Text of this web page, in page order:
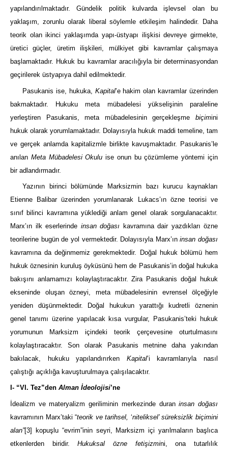
yapılandırılmaktadır. Gündelik politik kulvarda işlevsel olan bu
yaklaşım, zorunlu olarak liberal söylemle etkileşim halindedir. Daha
teorik olan ikinci yaklaşımda yapı-üstyapı ilişkisi devreye girmekte,
üretici güçler, üretim ilişkileri, mülkiyet gibi kavramlar çalışmaya
başlamaktadır. Hukuk bu kavramlar aracılığıyla bir determinasyondan
geçirilerek üstyapıya dahil edilmektedir.
Pasukanis ise, hukuka, Kapital’e hakim olan kavramlar üzerinden
bakmaktadır. Hukuku meta mübadelesi yükselişinin paraleline
yerleştiren Pasukanis, meta mübadelesinin gerçekleşme biçimini
hukuk olarak yorumlamaktadır. Dolayısıyla hukuk maddi temeline, tam
ve gerçek anlamda kapitalizmle birlikte kavuşmaktadır. Pasukanis’le
anılan Meta Mübadelesi Okulu ise onun bu çözümleme yöntemi için
bir adlandırmadır.
Yazının birinci bölümünde Marksizmin bazı kurucu kaynakları
Etienne Balibar üzerinden yorumlanarak Lukacs’ın özne teorisi ve
sınıf bilinci kavramına yüklediği anlam genel olarak sorgulanacaktır.
Marx’ın ilk eserlerinde insan doğası
kavramına dair yazdıkları özne
teorilerine bugün de yol vermektedir. Dolayısıyla Marx’ıninsan doğası
kavramına da değinmemiz gerekmektedir. Doğal hukuk bölümü hem
hukuk öznesinin kuruluş öyküsünü hem de Pasukanis’in doğal hukuka
bakışını anlamamızı kolaylaştıracaktır. Zira Pasukanis doğal hukuk
ekseninde oluşan özneyi, meta mübadelesinin evrensel ölçeğiyle
yeniden düşünmektedir. Doğal hukukun yarattığı kudretli öznenin
genel tanımı üzerine yapılacak kısa vurgular, Pasukanis’teki hukuk
yorumunun Marksizm içindeki teorik çerçevesine oturtulmasını
kolaylaştıracaktır. Son olarak Pasukanis metnine daha yakından
bakılacak, hukuku yapılandırırken Kapital’i kavramlarıyla nasıl
çalıştığı açıklığa kavuşturulmaya çalışılacaktır.
I- “VI. Tez”den Alman İdeolojisi’ne
İdealizm ve materyalizm geriliminin merkezinde duraninsan doğası
kavramının Marx’taki “teorik ve tarihsel, ‘niteliksel’ süreksizlik biçimini
alan”[3]
kopuşlu “evrim”inin seyri, Marksizm içi yarılmaların başlıca
etkenlerden biridir.Hukuksal özne fetişizmini, ona tutarlılık